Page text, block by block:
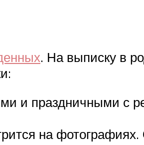
. На выписку в
и праздничными с
на